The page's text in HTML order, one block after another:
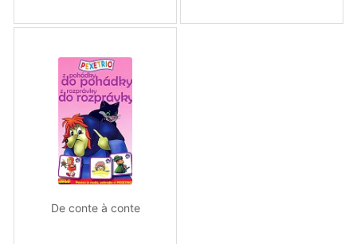
De conte à conte